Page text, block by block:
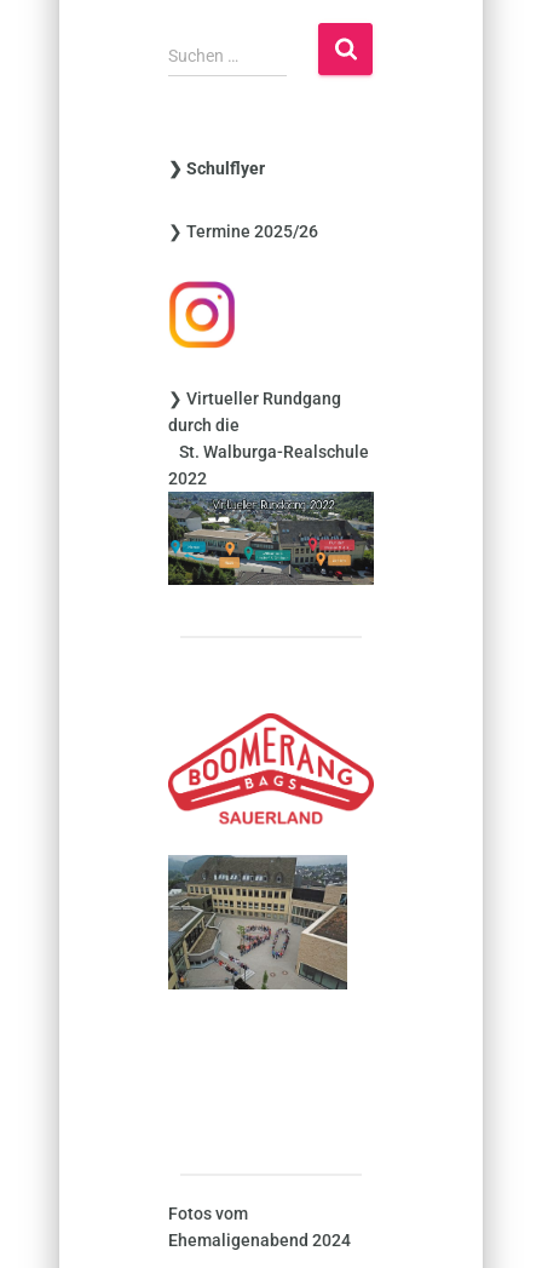
S
u
n
a
h
:
Suchen …
❯ Schulflyer
❯ Termine 2025/26
❯ Virtueller Rundgang
durch die
St. Walburga-Realschule
2022
Fotos vom
Ehemaligenabend 2024